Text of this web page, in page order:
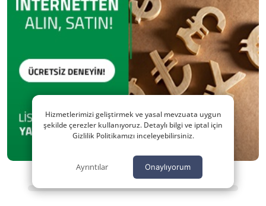
Hizmetlerimizi geliştirmek ve yasal mevzuata uygun
şekilde çerezler kullanıyoruz. Detaylı bilgi ve iptal için
Gizlilik Politikamızı inceleyebilirsiniz.
Ayrıntılar Onaylıyorum